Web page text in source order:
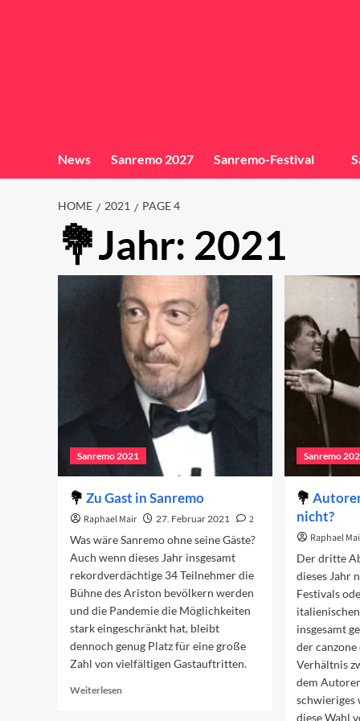
News Sanremo 2027 Sanremo-Festival
HOME 2021 PAGE 4
Jahr: 2021
Sanremo 2021
Zu Gast in Sanremo
Raphael Mair 27. Februar 2021
2
Was wäre Sanremo ohne seine Gäste?
Auch wenn dieses Jahr insgesamt
rekordverdächtige 34 Teilnehmer die
Bühne des Ariston bevölkern werden
und die Pandemie die Möglichkeiten
stark eingeschränkt hat, bleibt
dennoch genug Platz für eine große
Zahl von vielfältigen Gastauftritten.
Weiterlesen
Sanremo
nicht?
Raphael
Der dritte
dieses Jahr
Festivals
insgesamt
der canzone
Verhältnis
dem
schwieriges
diese Wahl